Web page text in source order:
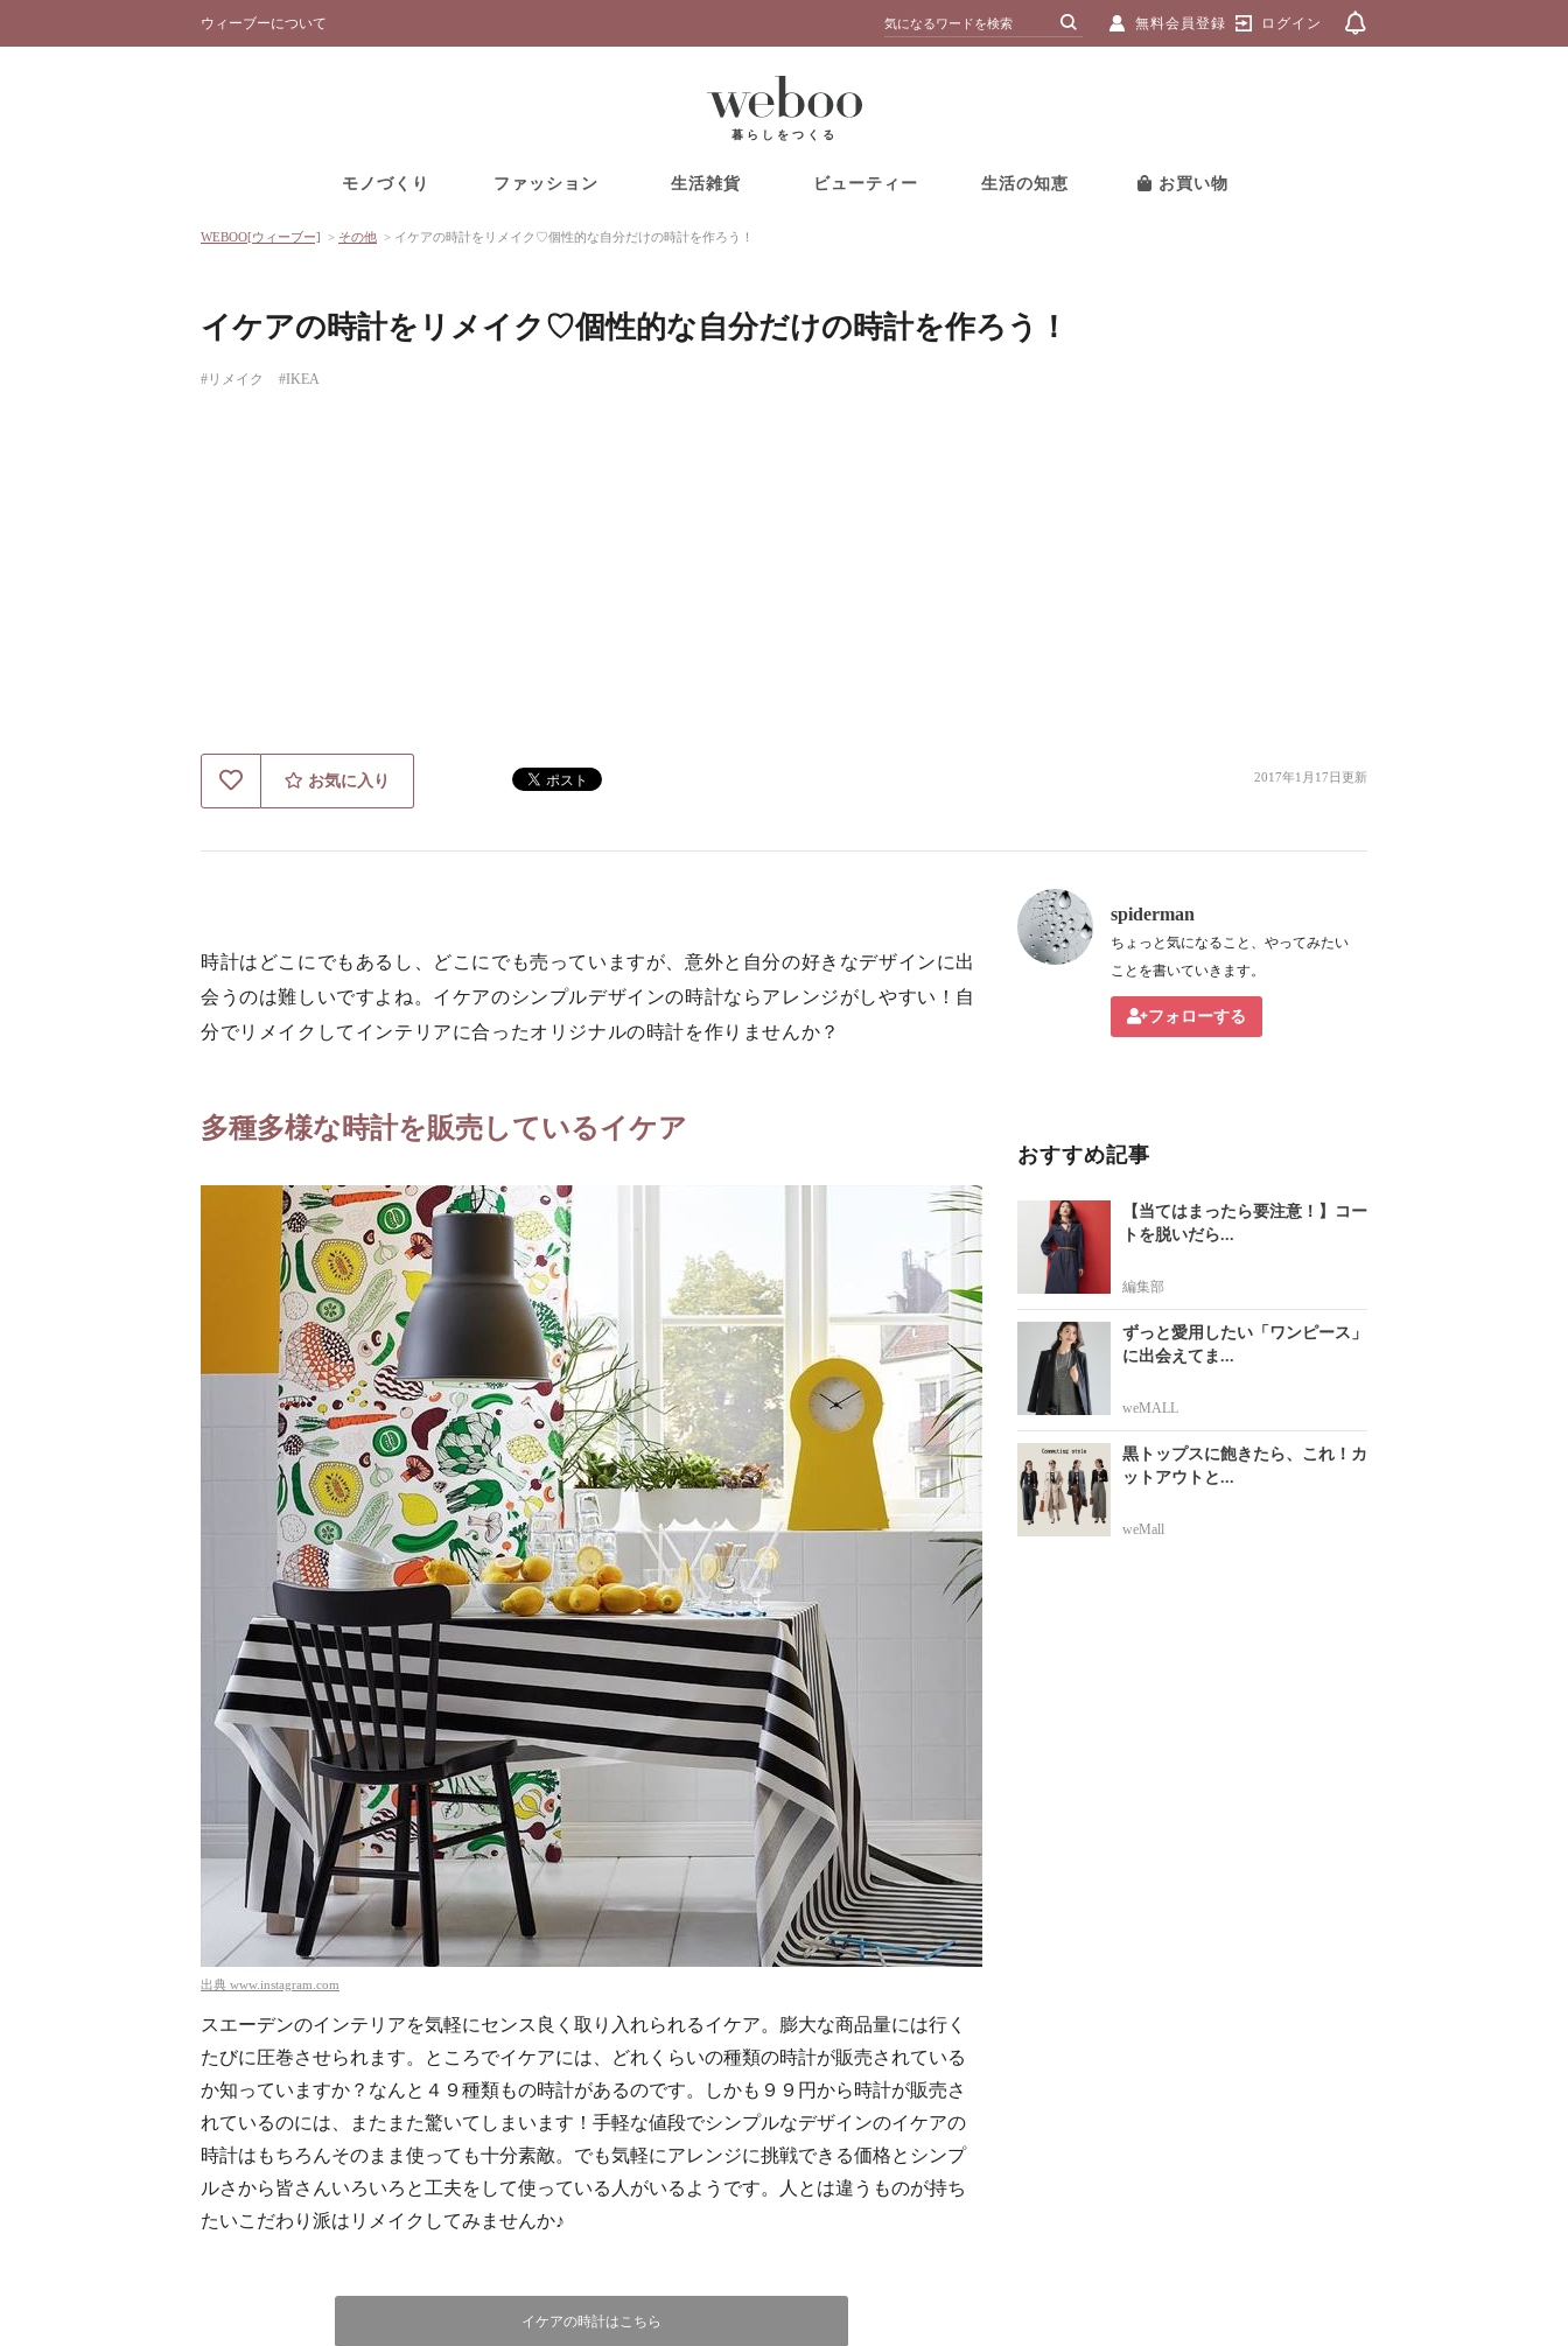
ウィーブーについて 無料会員登録 ログイン
暮らしをつくる
モノづくり ファッション 生活雑貨 ビューティー 生活の知恵 お買い物
WEBOO[ウィーブー] > その他 > イケアの時計をリメイク♡個性的な自分だけの時計を作ろう！
イケアの時計をリメイク♡個性的な自分だけの時計を作ろう！
#リメイク #IKEA
お気に入り 2017年1月17日更新
時計はどこにでもあるし、どこにでも売っていますが、意外と自分の好きなデザインに出
会うのは難しいですよね。イケアのシンプルデザインの時計ならアレンジがしやすい！自
分でリメイクしてインテリアに合ったオリジナルの時計を作りませんか？
多種多様な時計を販売しているイケア
出典 www.instagram.com
スエーデンのインテリアを気軽にセンス良く取り入れられるイケア。膨大な商品量には行く
たびに圧巻させられます。ところでイケアには、どれくらいの種類の時計が販売されている
か知っていますか？なんと４９種類もの時計があるのです。しかも９９円から時計が販売さ
れているのには、またまた驚いてしまいます！手軽な値段でシンプルなデザインのイケアの
時計はもちろんそのまま使っても十分素敵。でも気軽にアレンジに挑戦できる価格とシンプ
ルさから皆さんいろいろと工夫をして使っている人がいるようです。人とは違うものが持ち
たいこだわり派はリメイクしてみませんか♪
イケアの時計はこちら
spiderman
ちょっと気になること、やってみたい
ことを書いていきます。
フォローする
おすすめ記事
【当てはまったら要注意！】コー
トを脱いだら...
編集部
ずっと愛用したい「ワンピース」
に出会えてま...
weMALL
黒トップスに飽きたら、これ！カ
ットアウトと...
weMall